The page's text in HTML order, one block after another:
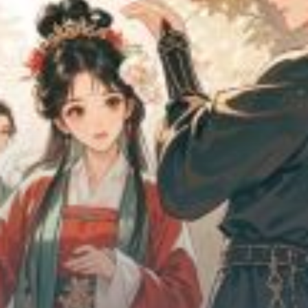
Chữa Lành
Sủng
Trả Thù
Gia Đình
Hài Hước
Trọng Sinh
Hào Môn Thế Gia
Sảng Văn
Ngược
Xuyên Không
Tiểu Thuyết
Đoản Văn